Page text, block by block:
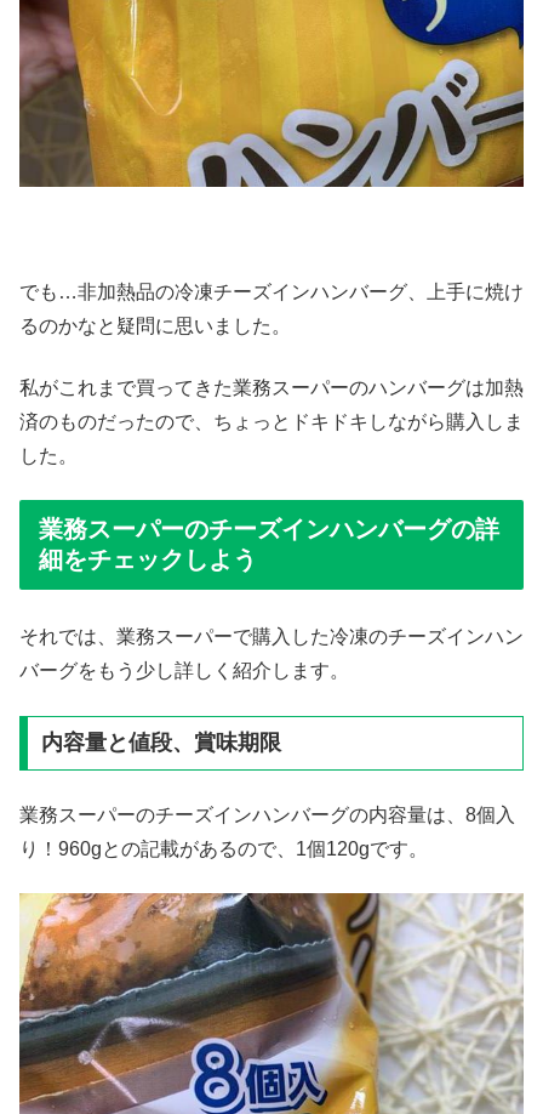
でも…非加熱品の冷凍チーズインハンバーグ、上手に焼け
るのかなと疑問に思いました。
私がこれまで買ってきた業務スーパーのハンバーグは加熱
済のものだったので、ちょっとドキドキしながら購入しま
した。
業務スーパーのチーズインハンバーグの詳
細をチェックしよう
それでは、業務スーパーで購入した冷凍のチーズインハン
バーグをもう少し詳しく紹介します。
内容量と値段、賞味期限
業務スーパーのチーズインハンバーグの内容量は、8個入
り！960gとの記載があるので、1個120gです。